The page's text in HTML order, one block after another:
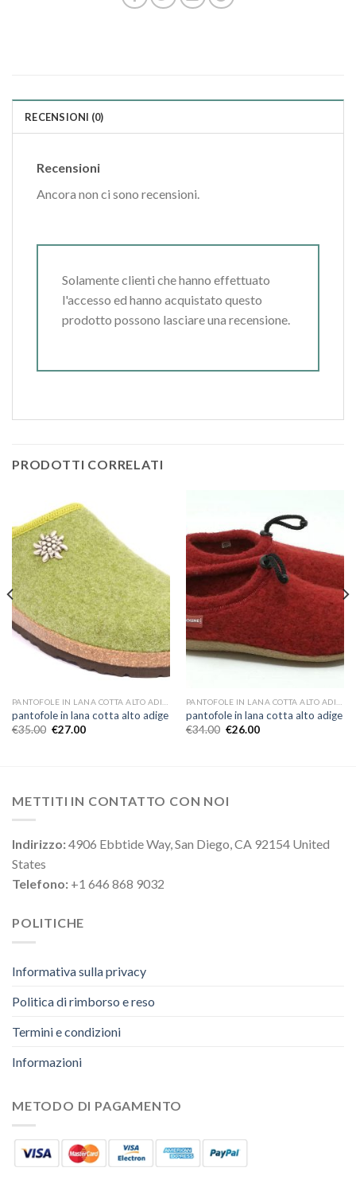
RECENSIONI (0)
Recensioni
Ancora non ci sono recensioni.
Solamente clienti che hanno effettuato
l'accesso ed hanno acquistato questo
prodotto possono lasciare una recensione.
PRODOTTI CORRELATI
pantofole in lana cotta alto adige
€35.00 €27.00
pantofole in lana cotta alto adige
€34.00 €26.00
METTITI IN CONTATTO CON NOI
Indirizzo:4906 Ebbtide Way, San Diego, CA 92154 United
States
Telefono: +1 646 868 9032
POLITICHE
Informativa sulla privacy
Politica di rimborso e reso
Termini e condizioni
Informazioni
METODO DI PAGAMENTO